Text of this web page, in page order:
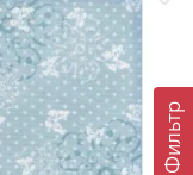
Фильтр